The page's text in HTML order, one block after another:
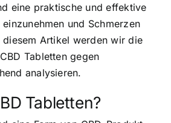
eine praktische und effektive
und Schmerzen
Artikel werden wir die
Tabletten gegen
analysieren.
Tabletten?